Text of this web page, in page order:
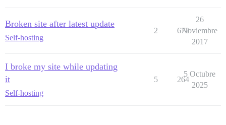
Broken site after latest update
Self-hosting
2 672
26
Noviembre
2017
I broke my site while updating
it
Self-hosting
5 264
5 Octubre
2025